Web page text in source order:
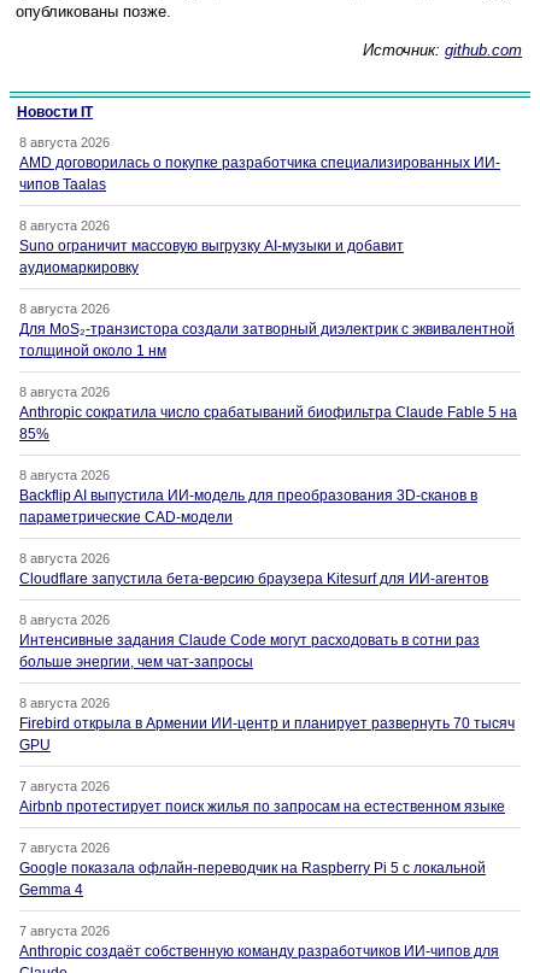
опубликованы позже.
Источник: github.com
Новости IT
8 августа 2026
AMD договорилась о покупке разработчика специализированных ИИ-
чипов Taalas
8 августа 2026
Suno ограничит массовую выгрузку AI-музыки и добавит
аудиомаркировку
8 августа 2026
Для MoS₂-транзистора создали затворный диэлектрик с эквивалентной
толщиной около 1 нм
8 августа 2026
Anthropic сократила число срабатываний биофильтра Claude Fable 5 на
85%
8 августа 2026
Backflip AI выпустила ИИ-модель для преобразования 3D-сканов в
параметрические CAD-модели
8 августа 2026
Cloudflare запустила бета-версию браузера Kitesurf для ИИ-агентов
8 августа 2026
Интенсивные задания Claude Code могут расходовать в сотни раз
больше энергии, чем чат-запросы
8 августа 2026
Firebird открыла в Армении ИИ-центр и планирует развернуть 70 тысяч
GPU
7 августа 2026
Airbnb протестирует поиск жилья по запросам на естественном языке
7 августа 2026
Google показала офлайн-переводчик на Raspberry Pi 5 с локальной
Gemma 4
7 августа 2026
Anthropic создаёт собственную команду разработчиков ИИ-чипов для